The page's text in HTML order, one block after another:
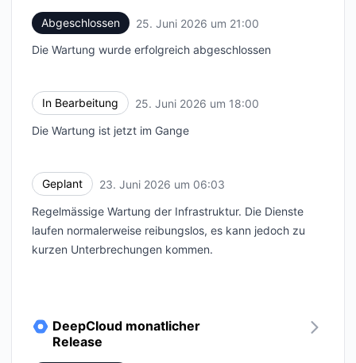
Abgeschlossen 25. Juni 2026 um 21:00
Die Wartung wurde erfolgreich abgeschlossen
In Bearbeitung 25. Juni 2026 um 18:00
Die Wartung ist jetzt im Gange
Geplant 23. Juni 2026 um 06:03
Regelmässige Wartung der Infrastruktur. Die Dienste
laufen normalerweise reibungslos, es kann jedoch zu
kurzen Unterbrechungen kommen.
DeepCloud monatlicher
Release